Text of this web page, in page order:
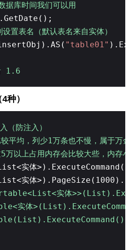
据库时间我们可以用
置表名（默认表名来自实体）
"table01"
1.6
种）
（防注入）
平均，列少1万条也不慢，属于万
以上占用内存会比较大些，内存小
实体
实体
实体
实体